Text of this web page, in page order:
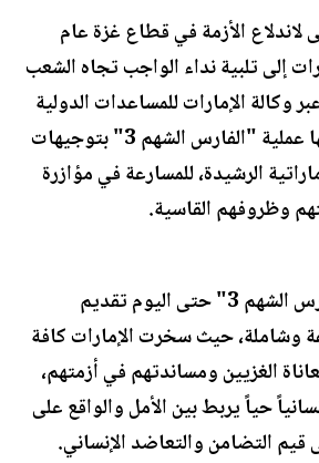
لاندلاع الأزمة في قطاع غزة عام
إلى تلبية نداء الواجب تجاه الشعب
وكالة الإمارات للمساعدات الدولية
التي أطلقت من خلالها عملية "الفارس الشهم 3" بتوجيهات
الرشيدة، للمسارعة في مؤازرة
وظروفهم القاسية.
و تستمر عملية "الفارس الشهم 3" حتى اليوم تقديم
وشاملة، حيث سخرت الإمارات كافة
الغزيين ومساندتهم في أزمتهم،
حياً يربط بين الأمل والواقع على
التضامن والتعاضد الإنساني.